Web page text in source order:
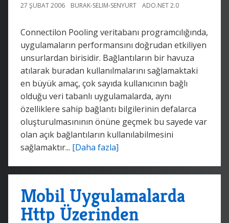
27 ŞUBAT 2006 BURAK-SELIM-SENYURT ADO.NET 2.0
Connectilon Pooling veritabanı programcılığında,
uygulamaların performansını doğrudan etkiliyen
unsurlardan birisidir. Bağlantıların bir havuza
atılarak buradan kullanılmalarını sağlamaktaki
en büyük amaç, çok sayıda kullanıcının bağlı
olduğu veri tabanlı uygulamalarda, aynı
özelliklere sahip bağlantı bilgilerinin defalarca
oluşturulmasınının önüne geçmek bu sayede var
olan açık bağlantıların kullanılabilmesini
sağlamaktır... [Daha fazla]
Mobil Uygulamalarda
Http Üzerinden